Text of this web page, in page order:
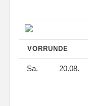
VORRUNDE
Sa. 20.08.